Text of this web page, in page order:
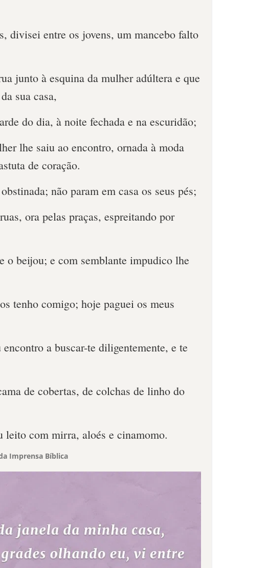
divisei entre os jovens, um mancebo falto
junto à esquina da mulher adúltera e que
sua casa,
do dia, à noite fechada e na escuridão;
lhe saiu ao encontro, ornada à moda
de coração.
não param em casa os seus pés;
ora pelas praças, espreitando por
o beijou; e com semblante impudico lhe
tenho comigo; hoje paguei os meus
a buscar-te diligentemente, e te
de cobertas, de colchas de linho do
leito com mirra, aloés e cinamomo.
Imprensa Bíblica